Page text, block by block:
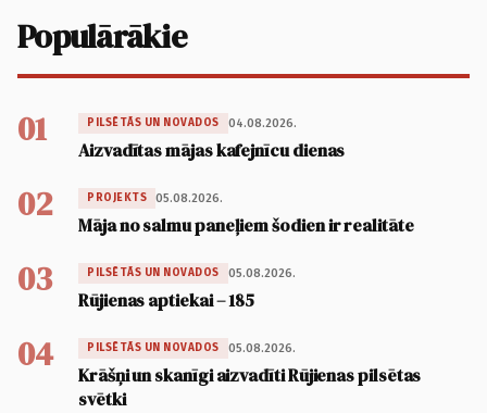
Populārākie
01 PILSĒTĀS UN NOVADOS 04.08.2026.
Aizvadītas mājas kafejnīcu dienas
02 PROJEKTS 05.08.2026.
Māja no salmu paneļiem šodien ir realitāte
03 PILSĒTĀS UN NOVADOS 05.08.2026.
Rūjienas aptiekai – 185
04 PILSĒTĀS UN NOVADOS 05.08.2026.
Krāšņi un skanīgi aizvadīti Rūjienas pilsētas
svētki